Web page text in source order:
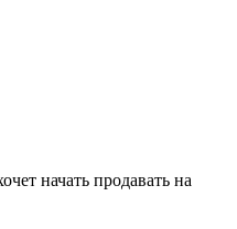
начать продавать на